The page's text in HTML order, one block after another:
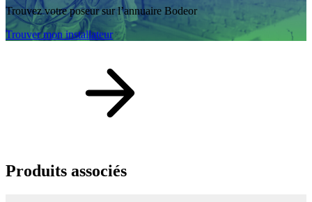
Trouvez votre poseur sur l’annuaire Bodeor
Trouver mon installateur
Produits associés